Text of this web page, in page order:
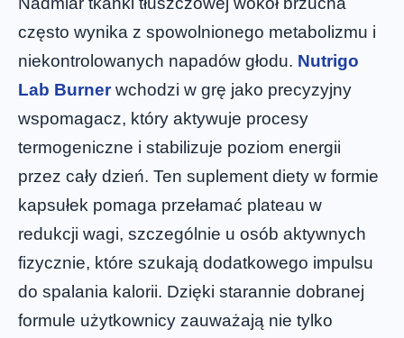
często wynika z spowolnionego metabolizmu i
niekontrolowanych napadów głodu. Nutrigo
Lab Burnerwchodzi w grę jako precyzyjny
wspomagacz, który aktywuje procesy
termogeniczne i stabilizuje poziom energii
przez cały dzień. Ten suplement diety w formie
kapsułek pomaga przełamać plateau w
redukcji wagi, szczególnie u osób aktywnych
fizycznie, które szukają dodatkowego impulsu
do spalania kalorii. Dzięki starannie dobranej
formule użytkownicy zauważają nie tylko